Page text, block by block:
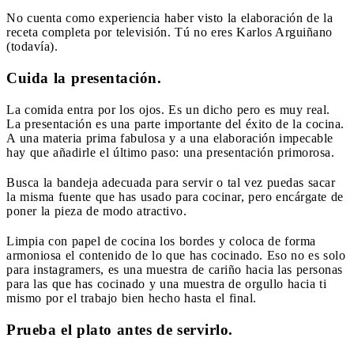
No cuenta como experiencia haber visto la elaboración de la
receta completa por televisión. Tú no eres Karlos Arguiñano
(todavía).
Cuida la presentación.
La comida entra por los ojos. Es un dicho pero es muy real.
La presentación es una parte importante del éxito de la cocina.
A una materia prima fabulosa y a una elaboración impecable
hay que añadirle el último paso: una presentación primorosa.
Busca la bandeja adecuada para servir o tal vez puedas sacar
la misma fuente que has usado para cocinar, pero encárgate de
poner la pieza de modo atractivo.
Limpia con papel de cocina los bordes y coloca de forma
armoniosa el contenido de lo que has cocinado. Eso no es solo
para instagramers, es una muestra de cariño hacia las personas
para las que has cocinado y una muestra de orgullo hacia ti
mismo por el trabajo bien hecho hasta el final.
Prueba el plato antes de servirlo.